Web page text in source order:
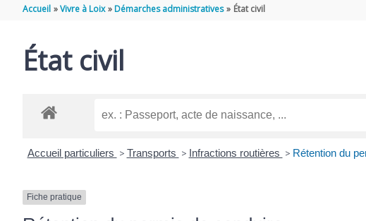
Accueil Vivre à Loix Démarches administratives État civil
État civil
Accueil particuliers > Transports > Infractions routières > Rétention du
Fiche pratique